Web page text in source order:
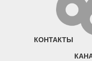
КОНТАКТЫ